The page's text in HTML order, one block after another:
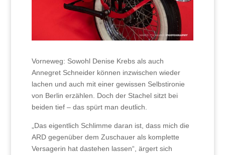
Vorneweg: Sowohl Denise Krebs als auch
Annegret Schneider können inzwischen wieder
lachen und auch mit einer gewissen Selbstironie
von Berlin erzählen. Doch der Stachel sitzt bei
beiden tief – das spürt man deutlich.
„Das eigentlich Schlimme daran ist, dass mich die
ARD gegenüber dem Zuschauer als komplette
Versagerin hat dastehen lassen“, ärgert sich